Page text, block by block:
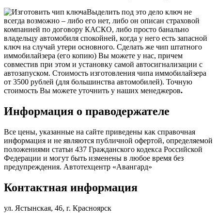
Выделить под это дело ключ не
всегда возможно – либо его нет, либо он описан страховой
компанией по договору КАСКО, либо просто банально
владельцу автомобиля спокойней, когда у него есть запасной
ключ на случай утери основного. Сделать же чип штатного
иммобилайзера (его копию) Вы можете у нас, причем
совместив при этом и установку самой автосигнализации с
автозапуском. Стоимость изготовления чипа иммобилайзера
от 3500 рублей (для большинства автомобилей). Точную
стоимость Вы можете уточнить у наших менеджеров.
Информация о праводержателе
Все цены, указанные на сайте приведены как справочная
информация и не являются публичной офертой, определяемой
положениями статьи 437 Гражданского кодекса Российской
Федерации и могут быть изменены в любое время без
предупреждения. Автотехцентр «Авангард»
Контактная информация
ул. Ястынская, 46, г. Красноярск